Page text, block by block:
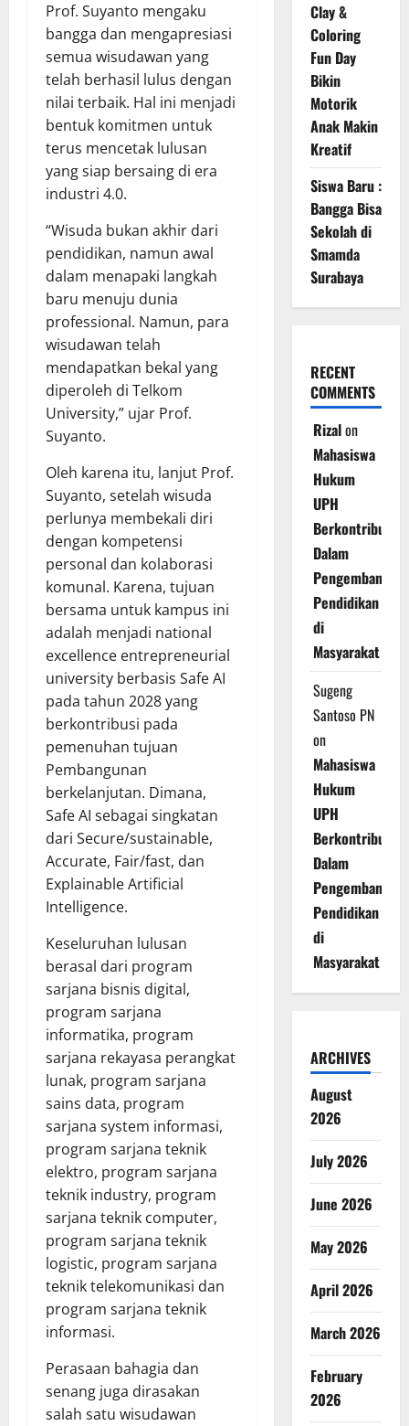
Prof. Suyanto mengaku
bangga dan mengapresiasi
semua wisudawan yang
telah berhasil lulus dengan
nilai terbaik. Hal ini menjadi
bentuk komitmen untuk
terus mencetak lulusan
yang siap bersaing di era
industri 4.0.
“Wisuda bukan akhir dari
pendidikan, namun awal
dalam menapaki langkah
baru menuju dunia
professional. Namun, para
wisudawan telah
mendapatkan bekal yang
diperoleh di Telkom
University,” ujar Prof.
Suyanto.
Oleh karena itu, lanjut Prof.
Suyanto, setelah wisuda
perlunya membekali diri
dengan kompetensi
personal dan kolaborasi
komunal. Karena, tujuan
bersama untuk kampus ini
adalah menjadi national
excellence entrepreneurial
university berbasis Safe AI
pada tahun 2028 yang
berkontribusi pada
pemenuhan tujuan
Pembangunan
berkelanjutan. Dimana,
Safe AI sebagai singkatan
dari Secure/sustainable,
Accurate, Fair/fast, dan
Explainable Artificial
Intelligence.
Keseluruhan lulusan
berasal dari program
sarjana bisnis digital,
program sarjana
informatika, program
sarjana rekayasa perangkat
lunak, program sarjana
sains data, program
sarjana system informasi,
program sarjana teknik
elektro, program sarjana
teknik industry, program
sarjana teknik computer,
program sarjana teknik
logistic, program sarjana
teknik telekomunikasi dan
program sarjana teknik
informasi.
Perasaan bahagia dan
senang juga dirasakan
salah satu wisudawan
Clay &
Coloring
Fun Day
Bikin
Motorik
Anak Makin
Kreatif
Siswa Baru :
Bangga Bisa
Sekolah di
Smamda
Surabaya
RECENT
COMMENTS
Rizalon
Mahasiswa
Hukum
UPH
Berkontribusi
Dalam
Pengembangan
Pendidikan
di
Masyarakat
Sugeng
Santoso PN
on
Mahasiswa
Hukum
UPH
Berkontribusi
Dalam
Pengembangan
Pendidikan
di
Masyarakat
ARCHIVES
August
2026
July 2026
June 2026
May 2026
April 2026
March 2026
February
2026